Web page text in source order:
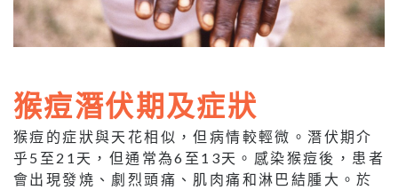
猴痘潛伏期及症狀
猴痘的症狀與天花相似，但病情較輕微。潛伏期介
乎5至21天，但通常為6至13天。感染猴痘後，患者
會出現發燒、劇烈頭痛、肌肉痛和淋巴結腫大。於